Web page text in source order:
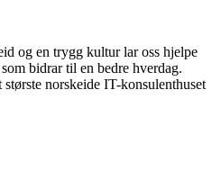
og en trygg kultur lar oss hjelpe
bidrar til en bedre hverdag.
norskeide IT-konsulenthuset